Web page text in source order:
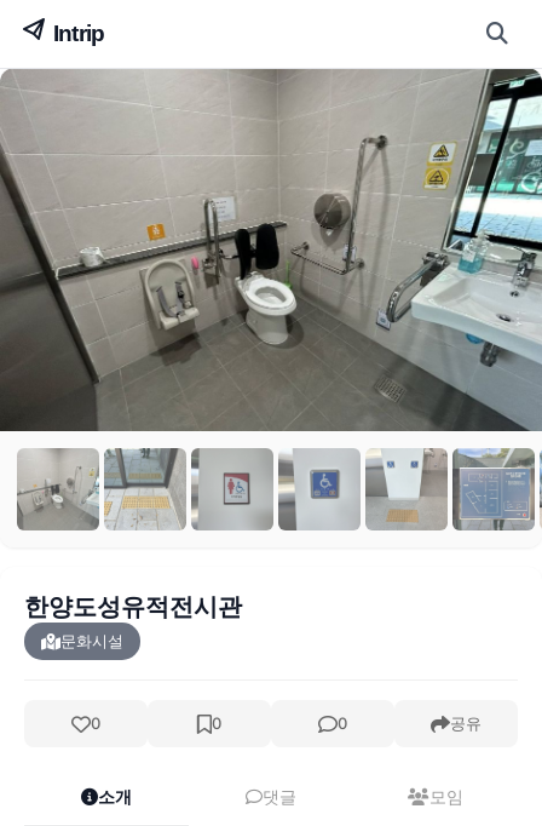
한양도성유적전시관
문화시설
0 0 0 공유
소개 댓글 모임